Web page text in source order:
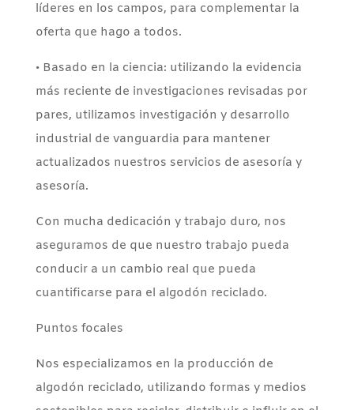
líderes en los campos, para complementar la
oferta que hago a todos.
• Basado en la ciencia: utilizando la evidencia
más reciente de investigaciones revisadas por
pares, utilizamos investigación y desarrollo
industrial de vanguardia para mantener
actualizados nuestros servicios de asesoría y
asesoría.
Con mucha dedicación y trabajo duro, nos
aseguramos de que nuestro trabajo pueda
conducir a un cambio real que pueda
cuantificarse para el algodón reciclado.
Puntos focales
Nos especializamos en la producción de
algodón reciclado, utilizando formas y medios